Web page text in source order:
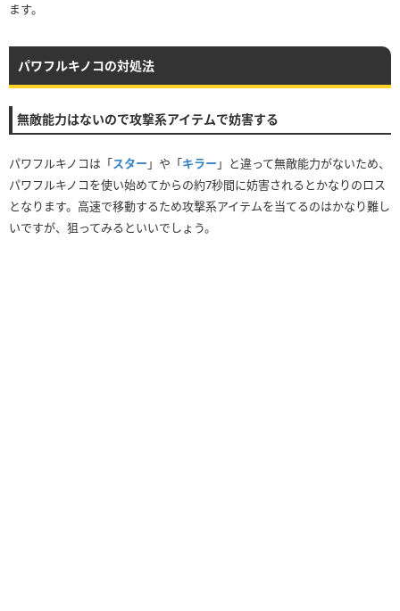
ます。
パワフルキノコの対処法
無敵能力はないので攻撃系アイテムで妨害する
パワフルキノコは「スター 」や「キラー 」と違って無敵能力がないため、
パワフルキノコを使い始めてからの約7秒間に妨害されるとかなりのロス
となります。高速で移動するため攻撃系アイテムを当てるのはかなり難し
いですが、狙ってみるといいでしょう。